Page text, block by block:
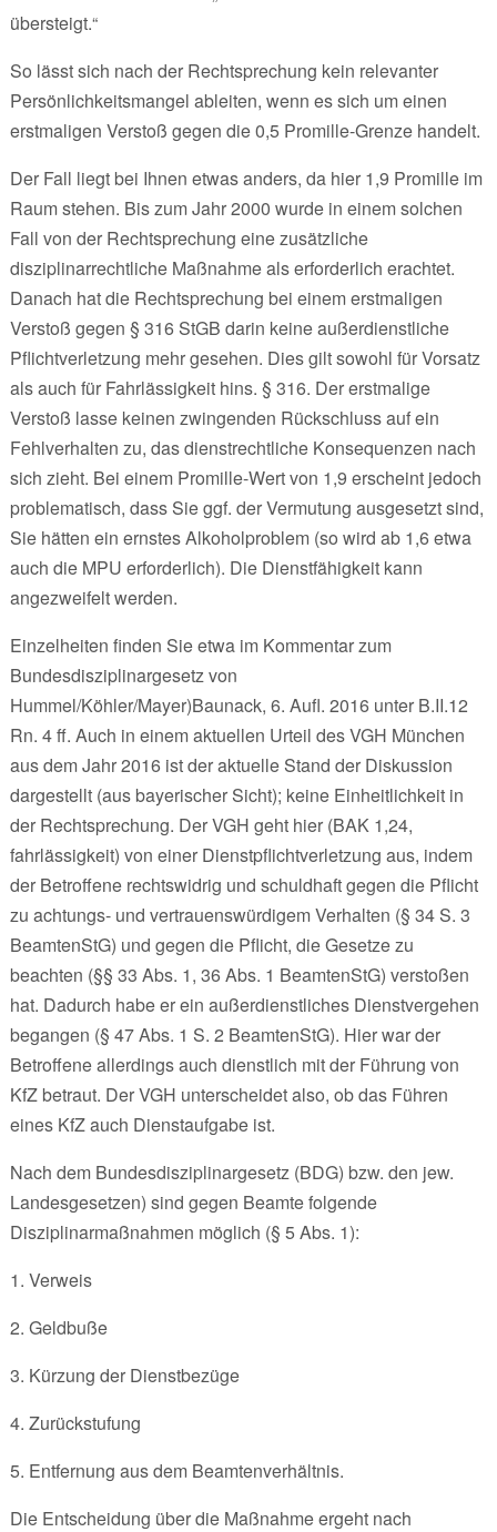
übersteigt.“
So lässt sich nach der Rechtsprechung kein relevanter
Persönlichkeitsmangel ableiten, wenn es sich um einen
erstmaligen Verstoß gegen die 0,5 Promille-Grenze handelt.
Der Fall liegt bei Ihnen etwas anders, da hier 1,9 Promille im
Raum stehen. Bis zum Jahr 2000 wurde in einem solchen
Fall von der Rechtsprechung eine zusätzliche
disziplinarrechtliche Maßnahme als erforderlich erachtet.
Danach hat die Rechtsprechung bei einem erstmaligen
Verstoß gegen § 316 StGB darin keine außerdienstliche
Pflichtverletzung mehr gesehen. Dies gilt sowohl für Vorsatz
als auch für Fahrlässigkeit hins. § 316. Der erstmalige
Verstoß lasse keinen zwingenden Rückschluss auf ein
Fehlverhalten zu, das dienstrechtliche Konsequenzen nach
sich zieht. Bei einem Promille-Wert von 1,9 erscheint jedoch
problematisch, dass Sie ggf. der Vermutung ausgesetzt sind,
Sie hätten ein ernstes Alkoholproblem (so wird ab 1,6 etwa
auch die MPU erforderlich). Die Dienstfähigkeit kann
angezweifelt werden.
Einzelheiten finden Sie etwa im Kommentar zum
Bundesdisziplinargesetz von
Hummel/Köhler/Mayer)Baunack, 6. Aufl. 2016 unter B.II.12
Rn. 4 ff. Auch in einem aktuellen Urteil des VGH München
aus dem Jahr 2016 ist der aktuelle Stand der Diskussion
dargestellt (aus bayerischer Sicht); keine Einheitlichkeit in
der Rechtsprechung. Der VGH geht hier (BAK 1,24,
fahrlässigkeit) von einer Dienstpflichtverletzung aus, indem
der Betroffene rechtswidrig und schuldhaft gegen die Pflicht
zu achtungs- und vertrauenswürdigem Verhalten (§ 34 S. 3
BeamtenStG) und gegen die Pflicht, die Gesetze zu
beachten (§§ 33 Abs. 1, 36 Abs. 1 BeamtenStG) verstoßen
hat. Dadurch habe er ein außerdienstliches Dienstvergehen
begangen (§ 47 Abs. 1 S. 2 BeamtenStG). Hier war der
Betroffene allerdings auch dienstlich mit der Führung von
KfZ betraut. Der VGH unterscheidet also, ob das Führen
eines KfZ auch Dienstaufgabe ist.
Nach dem Bundesdisziplinargesetz (BDG) bzw. den jew.
Landesgesetzen) sind gegen Beamte folgende
Disziplinarmaßnahmen möglich (§ 5 Abs. 1):
1. Verweis
2. Geldbuße
3. Kürzung der Dienstbezüge
4. Zurückstufung
5. Entfernung aus dem Beamtenverhältnis.
Die Entscheidung über die Maßnahme ergeht nach